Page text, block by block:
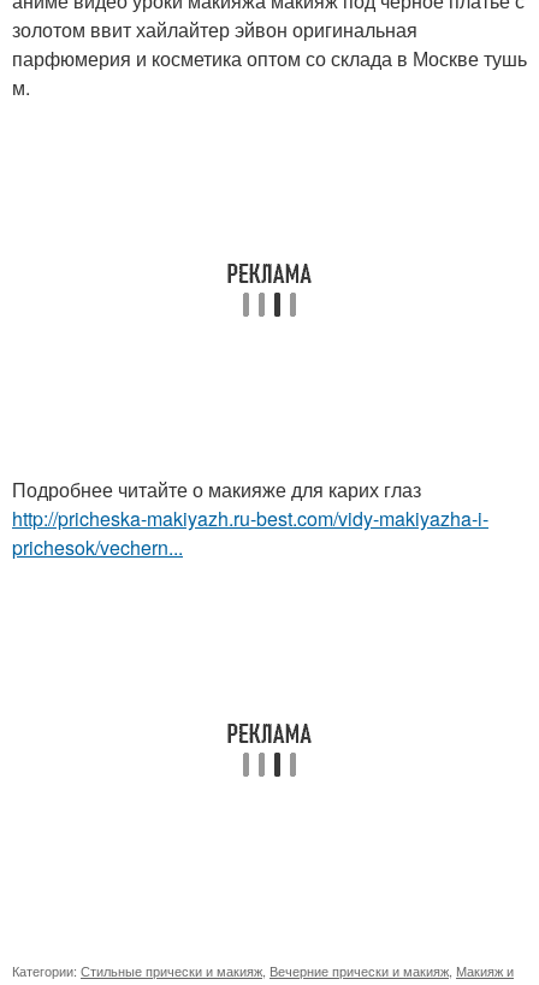
золотом ввит хайлайтер эйвон оригинальная
парфюмерия и косметика оптом со склада в Москве тушь
м.
Подробнее читайте о макияже для карих глаз
http://pricheska-makiyazh.ru-best.com/vidy-makiyazha-i-
prichesok/vechern...
Категории: Стильные прически и макияж Вечерние прически и макияж Макияж и